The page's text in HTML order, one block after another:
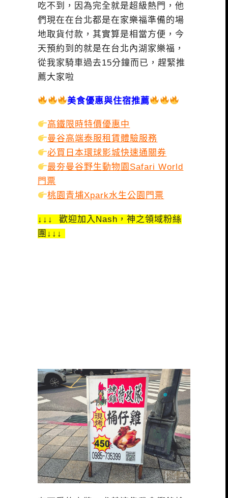
吃不到，因為完全就是超級熱門，他
們現在在台北都是在家樂福準備的場
地取貨付款，其實算是相當方便，今
天預約到的就是在台北內湖家樂福，
從我家騎車過去15分鐘而已，趕緊推
薦大家啦
美食優惠與住宿推薦
高鐵限時特價優惠中
曼谷高端泰服租賃體驗服務
必買日本環球影城快速通關券
最夯曼谷野生動物園Safari World
門票
桃園青埔Xpark水生公園門票
↓↓↓ 歡迎加入Nash，神之領域粉絲
團↓↓↓